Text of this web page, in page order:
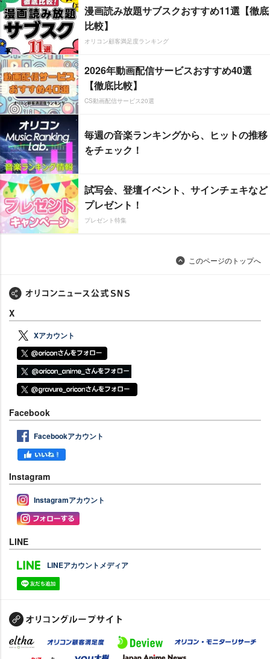
漫画読み放題サブスクおすすめ11選【徹底
比較】
オリコン顧客満足度ランキング
2026年動画配信サービスおすすめ40選
【徹底比較】
CS動画配信サービス20選
毎週の音楽ランキングから、ヒットの推移
をチェック！
試写会、登壇イベント、サインチェキなど
プレゼント！
プレゼント特集
このページのトップへ
X
Xアカウント
Facebook
Facebookアカウント
Instagram
Instagramアカウント
LINE
LINEアカウントメディア